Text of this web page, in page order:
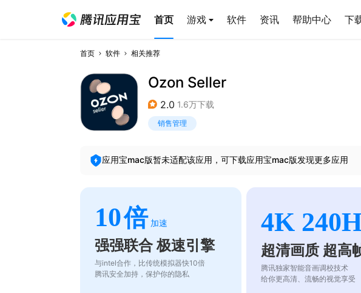
首页 游戏 软件 资讯 帮助中心 下
首页 软件 相关推荐
Ozon Seller
2.0 1.6万下载
销售管理
应用宝mac版暂未适配该应用，可下载应用宝mac版发现更多应用
10倍 加速
强强联合 极速引擎
与intel合作，比传统模拟器快10倍
腾讯安全加持，保护你的隐私
4K
超清画质 超高
腾讯独家智能音画调校技术
给你更高清、流畅的视觉享受